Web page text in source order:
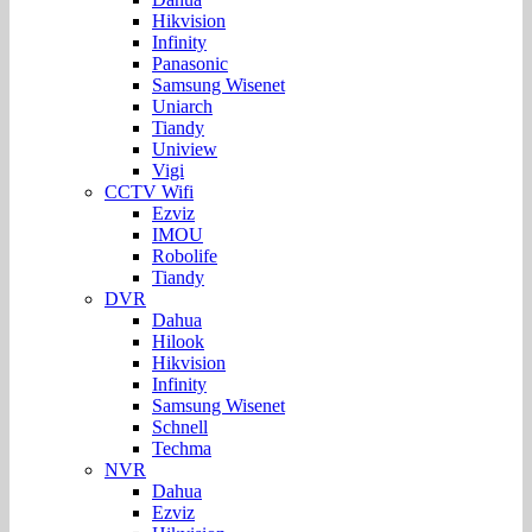
Hikvision
Infinity
Panasonic
Samsung Wisenet
Uniarch
Tiandy
Uniview
Vigi
CCTV Wifi
Ezviz
IMOU
Robolife
Tiandy
DVR
Dahua
Hilook
Hikvision
Infinity
Samsung Wisenet
Schnell
Techma
NVR
Dahua
Ezviz